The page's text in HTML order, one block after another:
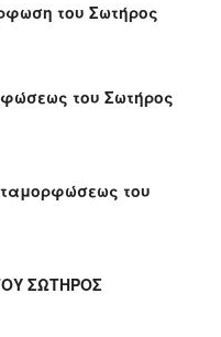
του Σωτήρος
του Σωτήρος
του
ΣΩΤΗΡΟΣ